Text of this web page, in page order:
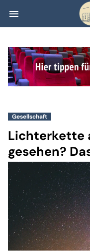
menu
Gesellschaft
Lichterkette
gesehen?